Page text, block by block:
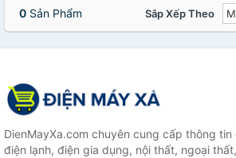
0 Sản Phẩm Sắp Xếp Theo
DienMayXa.com chuyên cung cấp thông
điện lạnh, điện gia dụng, nội thất, ngoại